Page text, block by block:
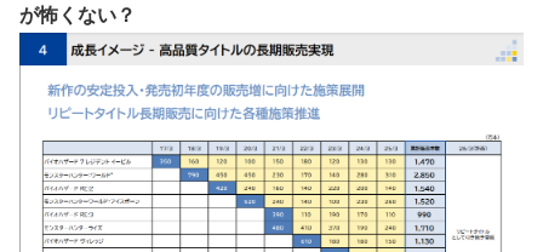
が怖くない？